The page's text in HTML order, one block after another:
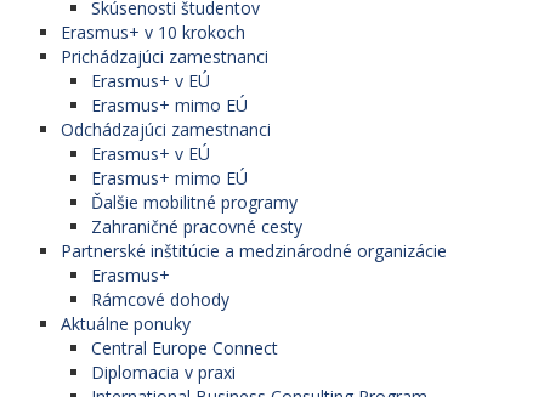
Skúsenosti študentov
Erasmus+ v 10 krokoch
Prichádzajúci zamestnanci
Erasmus+ v EÚ
Erasmus+ mimo EÚ
Odchádzajúci zamestnanci
Erasmus+ v EÚ
Erasmus+ mimo EÚ
Ďalšie mobilitné programy
Zahraničné pracovné cesty
Partnerské inštitúcie a medzinárodné organizácie
Erasmus+
Rámcové dohody
Aktuálne ponuky
Central Europe Connect
Diplomacia v praxi